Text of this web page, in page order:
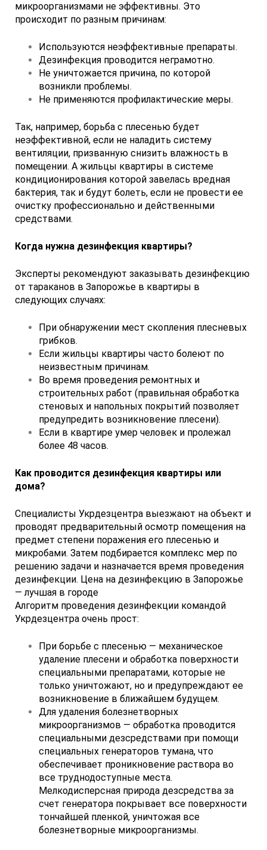
микроорганизмами не эффективны. Это
происходит по разным причинам:
Используются неэффективные препараты.
Дезинфекция проводится неграмотно.
Не уничтожается причина, по которой
возникли проблемы.
Не применяются профилактические меры.
Так, например, борьба с плесенью будет
неэффективной, если не наладить систему
вентиляции, призванную снизить влажность в
помещении. А жильцы квартиры в системе
кондиционирования которой завелась вредная
бактерия, так и будут болеть, если не провести ее
очистку профессионально и действенными
средствами.
Когда нужна дезинфекция квартиры?
Эксперты рекомендуют заказывать дезинфекцию
от тараканов в Запорожье в квартиры в
следующих случаях:
При обнаружении мест скопления плесневых
грибков.
Если жильцы квартиры часто болеют по
неизвестным причинам.
Во время проведения ремонтных и
строительных работ (правильная обработка
стеновых и напольных покрытий позволяет
предупредить возникновение плесени).
Если в квартире умер человек и пролежал
более 48 часов.
Как проводится дезинфекция квартиры или
дома?
Специалисты Укрдезцентра выезжают на объект и
проводят предварительный осмотр помещения на
предмет степени поражения его плесенью и
микробами. Затем подбирается комплекс мер по
решению задачи и назначается время проведения
дезинфекции. Цена на дезинфекцию в Запорожье
— лучшая в городе
Алгоритм проведения дезинфекции командой
Укрдезцентра очень прост:
При борьбе с плесенью — механическое
удаление плесени и обработка поверхности
специальными препаратами, которые не
только уничтожают, но и предупреждают ее
возникновение в ближайшем будущем.
Для удаления болезнетворных
микроорганизмов — обработка проводится
специальными дезсредствами при помощи
специальных генераторов тумана, что
обеспечивает проникновение раствора во
все труднодоступные места.
Мелкодисперсная природа дезсредства за
счет генератора покрывает все поверхности
тончайшей пленкой, уничтожая все
болезнетворные микроорганизмы.